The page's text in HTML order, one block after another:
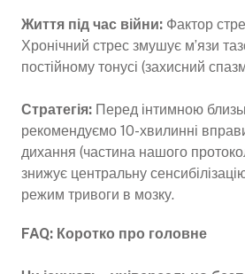
Життя під час війни: Фактор
Хронічний стрес змушує м’язи
постійному тонусі (захисний
Стратегія: Перед інтимною
рекомендуємо 10-хвилинні
дихання (частина нашого
знижує центральну
режим тривоги в мозку.
FAQ: Коротко про головне